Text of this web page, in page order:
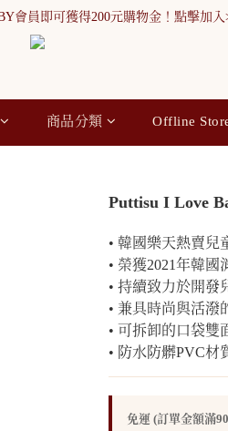
會員即可獲得200元購物金！點擊加入
會員即可獲得200元購物金！點擊加入
消費滿900元免運
商品分類 Offline
Puttisu I Love
• 韓國樂天熱賣兒
• 榮獲2021年韓
• 持續致力於開發
• 兼具時尚與活潑
• 可拆卸的口袋雙
• 防水防髒PVC材
免運 (訂單金額滿